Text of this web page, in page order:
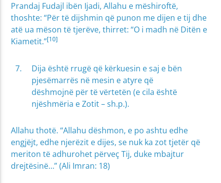
Prandaj Fudajl ibën Ijadi, Allahu e mëshiroftë,
thoshte: “Për të dijshmin që punon me dijen e tij dhe
atë ua mëson të tjerëve, thirret: “O i madh në Ditën e
Kiametit.”[10]
Dija është rrugë që kërkuesin e saj e bën
pjesëmarrës në mesin e atyre që
dëshmojnë për të vërtetën (e cila është
njëshmëria e Zotit – sh.p.).
Allahu thotë. “Allahu dëshmon, e po ashtu edhe
engjëjt, edhe njerëzit e dijes, se nuk ka zot tjetër që
meriton të adhurohet përveç Tij, duke mbajtur
drejtësinë…” (Ali Imran: 18)